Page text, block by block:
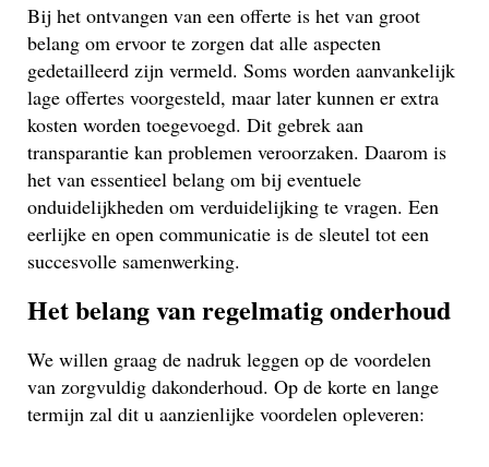
Bij het ontvangen van een offerte is het van groot
belang om ervoor te zorgen dat alle aspecten
gedetailleerd zijn vermeld. Soms worden aanvankelijk
lage offertes voorgesteld, maar later kunnen er extra
kosten worden toegevoegd. Dit gebrek aan
transparantie kan problemen veroorzaken. Daarom is
het van essentieel belang om bij eventuele
onduidelijkheden om verduidelijking te vragen. Een
eerlijke en open communicatie is de sleutel tot een
succesvolle samenwerking.
Het belang van regelmatig onderhoud
We willen graag de nadruk leggen op de voordelen
van zorgvuldig dakonderhoud. Op de korte en lange
termijn zal dit u aanzienlijke voordelen opleveren: